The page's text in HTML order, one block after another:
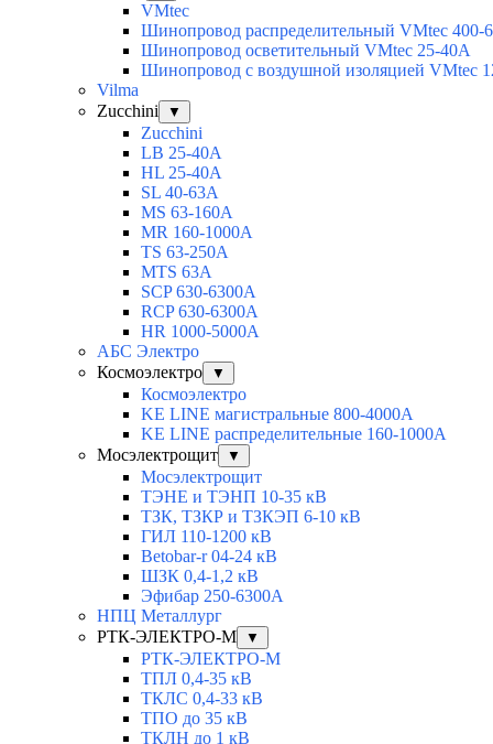
VMtec
Шинопровод распределительный VMtec 400-
Шинопровод осветительный VMtec 25-40А
Шинопровод с воздушной изоляцией VMtec
Vilma
Zucchini
▼
Zucchini
LB 25-40A
HL 25-40A
SL 40-63A
MS 63-160A
MR 160-1000A
TS 63-250A
MTS 63A
SCP 630-6300A
RCP 630-6300A
HR 1000-5000A
АБС Электро
Космоэлектро
▼
Космоэлектро
KE LINE магистральные 800-4000А
KE LINE распределительные 160-1000А
Мосэлектрощит
▼
Мосэлектрощит
ТЭНЕ и ТЭНП 10-35 кВ
ТЗК, ТЗКР и ТЗКЭП 6-10 кВ
ГИЛ 110-1200 кВ
Betobar-r 04-24 кВ
ШЗК 0,4-1,2 кВ
Эфибар 250-6300А
НПЦ Металлург
РТК-ЭЛЕКТРО-М
▼
РТК-ЭЛЕКТРО-М
ТПЛ 0,4-35 кВ
ТКЛC 0,4-33 кВ
ТПО до 35 кВ
ТКЛН до 1 кВ